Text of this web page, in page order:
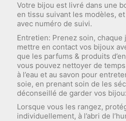
Votre bijou est livré dans une
en tissu suivant les modèles,
avec numéro de suivi.
Entretien: Prenez soin, chaque
mettre en contact vos bijoux
que les parfums & produits
vous pouvez nettoyer de
à l’eau et au savon pour
soie, en prenant soin de les
déconseillé de garder vos
Lorsque vous les rangez,
individuellement, à l’abri de